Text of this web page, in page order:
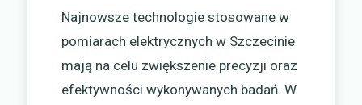
Najnowsze technologie stosowane w
pomiarach elektrycznych w Szczecinie
mają na celu zwiększenie precyzji oraz
efektywności wykonywanych badań. W